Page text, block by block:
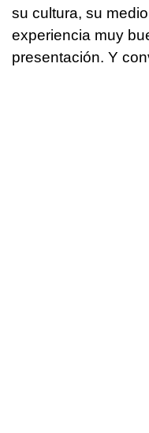
su cultura, su
experiencia muy
presentación. Y